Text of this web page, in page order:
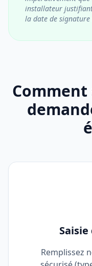
installateur
la date de signature
Remplissez